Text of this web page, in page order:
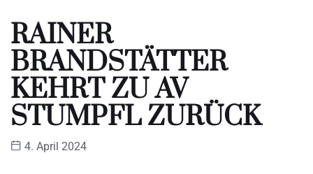
RAINER
BRANDSTÄTTER
KEHRT ZU AV
STUMPFL ZURÜCK
4. April 2024